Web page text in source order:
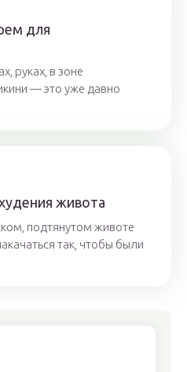
для
руках, в зоне
— это уже давно
живота
подтянутом животе
так, чтобы были